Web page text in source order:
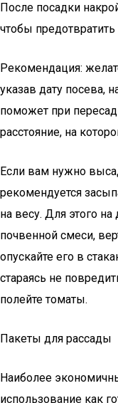
После посадки
чтобы
Рекомендация:
указав дату посева,
поможет при
расстояние, на
Если вам нужно
рекомендуется
на весу. Для этого
почвенной смеси,
опускайте его в
стараясь не
полейте томаты.
Пакеты для рассады
Наиболее
использование как